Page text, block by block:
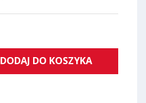
DODAJ DO KOSZYKA